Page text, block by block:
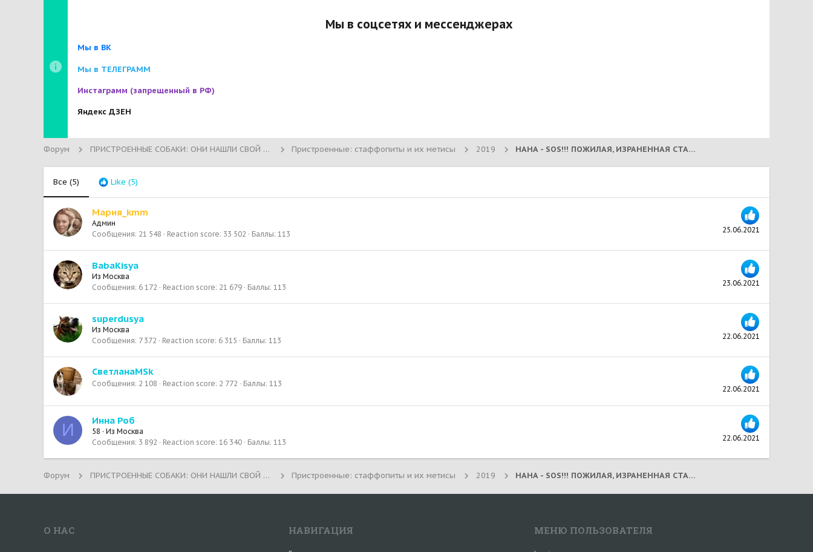
Мы в соцсетях и мессенджерах
Мы в ВК
Мы в ТЕЛЕГРАММ
Инстаграмм (запрещенный в РФ)
Яндекс ДЗЕН
Форум ПРИСТРОЕННЫЕ СОБАКИ: ОНИ НАШЛИ СВОЙ ДОМ! Пристроенные: стаффопиты и их метисы 2019 НАНА - SOS!!! ПОЖИЛАЯ, ИЗРАНЕННАЯ СТАФФОЧКА СКИТАЕТСЯ ПО НАЛЬЧИКУ... ПРОСЯТ ПОМОЩИ!!! (2019)
Все (5) Like (5)
25.06.2021
Мария_kmm
Админ
Сообщения 21 548 Reaction score 33 502 Баллы 113
23.06.2021
BabaKisya
Из Москва
Сообщения 6 172 Reaction score 21 679 Баллы 113
22.06.2021
superdusya
Из Москва
Сообщения 7 372 Reaction score 6 315 Баллы 113
22.06.2021
СветланаMSk
Сообщения 2 108 Reaction score 2 772 Баллы 113
И 22.06.2021
Инна Роб
58 · Из Москва
Сообщения 3 892 Reaction score 16 340 Баллы 113
Форум ПРИСТРОЕННЫЕ СОБАКИ: ОНИ НАШЛИ СВОЙ ДОМ! Пристроенные: стаффопиты и их метисы 2019 НАНА - SOS!!! ПОЖИЛАЯ, ИЗРАНЕННАЯ СТАФФОЧКА СКИТАЕТСЯ ПО НАЛЬЧИКУ... ПРОСЯТ ПОМОЩИ!!! (2019)
О НАС НАВИГАЦИЯ МЕНЮ ПОЛЬЗОВАТЕЛЯ